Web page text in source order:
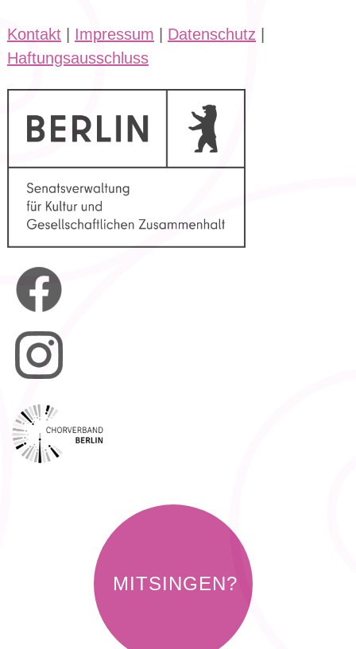
Kontakt| Impressum Datenschutz
Haftungsausschluss
MITSINGEN?